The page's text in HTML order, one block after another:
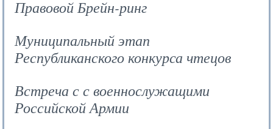
Правовой Брейн-ринг
Муниципальный этап
Республиканского конкурса чтецов
Встреча с с военнослужащими
Российской Армии